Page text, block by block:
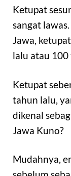
Ketupat
sangat
Jawa,
lalu atau
Ketupat
tahun lalu,
dikenal
Jawa Kuno?
Mudahnya,